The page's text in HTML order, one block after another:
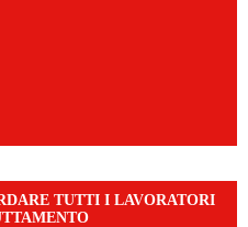
TUTTI I LAVORATORI